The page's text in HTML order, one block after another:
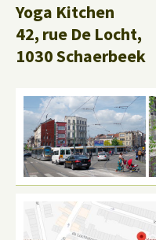
Yoga Kitchen
42, rue De Locht,
1030 Schaerbeek